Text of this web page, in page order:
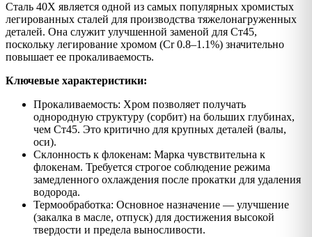
Сталь 40Х является одной из самых популярных хромистых
легированных сталей для производства тяжелонагруженных
деталей. Она служит улучшенной заменой для Ст45,
поскольку легирование хромом (Cr 0.8–1.1%) значительно
повышает ее прокаливаемость.
Ключевые характеристики:
Прокаливаемость: Хром позволяет получать
однородную структуру (сорбит) на больших глубинах,
чем Ст45. Это критично для крупных деталей (валы,
оси).
Склонность к флокенам: Марка чувствительна к
флокенам. Требуется строгое соблюдение режима
замедленного охлаждения после прокатки для удаления
водорода.
Термообработка: Основное назначение — улучшение
(закалка в масле, отпуск) для достижения высокой
твердости и предела выносливости.